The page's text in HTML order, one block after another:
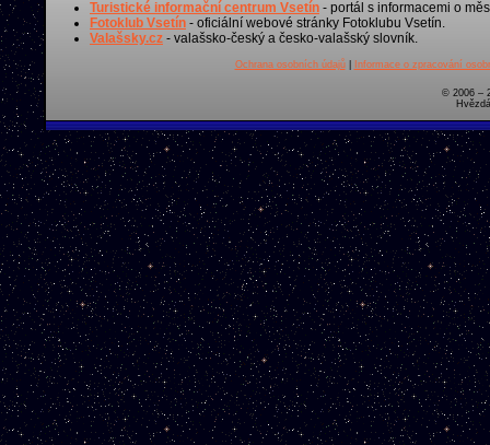
Turistické informační centrum Vsetín - portál s informacemi o
Fotoklub Vsetín - oficiální webové stránky Fotoklubu Vsetín.
Valašsky.cz - valašsko-český a česko-valašský slovník.
Ochrana osobních údajů| Informace o zpracování
© 2006 –